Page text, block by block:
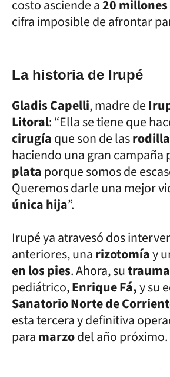
costo asciende a20 millones
cifra imposible de afrontar
La historia de Irupé
Gladis Capelli, madre de
Litoral: “Ella se tiene que
cirugíaque son de las
haciendo una gran campaña
plataporque somos de
Queremos darle una mejor
única hija”.
Irupé ya atravesó dos
anteriores, unarizotomíay
en los pies. Ahora, su
pediátrico,Enrique Fá,y su
Sanatorio Norte de
esta tercera y definitiva
paramarzodel año próximo.